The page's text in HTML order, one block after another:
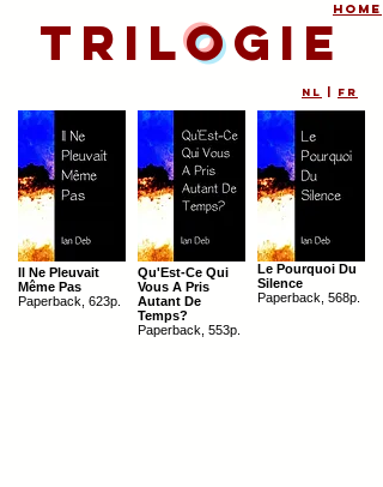
Trilogie
home
NL FR
Il Ne Pleuvait
Même Pas
Paperback, 623p.
Qu'Est-Ce Qui
Vous A Pris
Autant De
Temps?
Paperback, 553p.
Le Pourquoi Du
Silence
Paperback, 568p.